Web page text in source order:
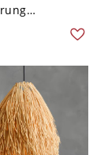
einfache
Vorrichtung -
Rund